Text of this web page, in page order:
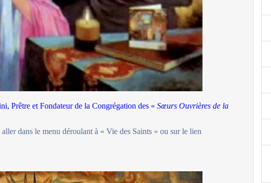
Prêtre et Fondateur de la Congrégation des «Sœurs Ouvrières de la
dans le menu déroulant à « Vie des Saints » ou sur le lien